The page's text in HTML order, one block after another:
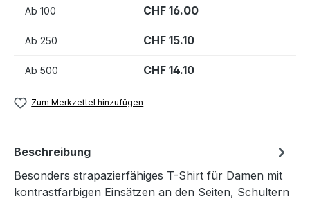
Ab 100 CHF 16.00
Ab 250 CHF 15.10
Ab 500 CHF 14.10
Zum Merkzettel hinzufügen
Beschreibung
Besonders strapazierfähiges T-Shirt für Damen mit
kontrastfarbigen Einsätzen an den Seiten, Schultern